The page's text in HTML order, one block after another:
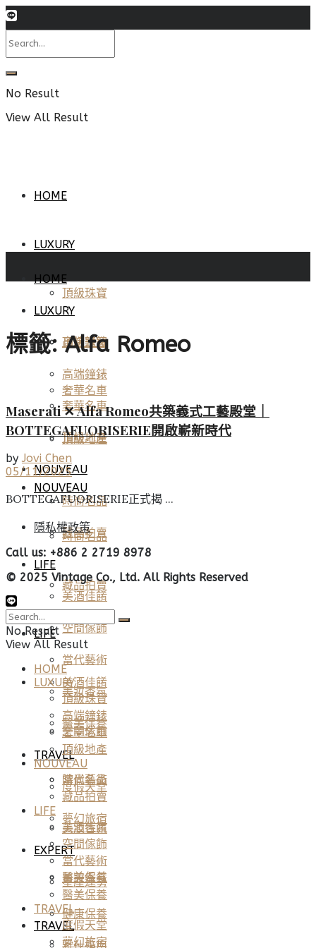
No Result
View All Result
HOME
LUXURY
頂級珠寶
高端鐘錶
奢華名車
頂級地產
NOUVEAU
時尚名品
藏品拍賣
LIFE
美酒佳餚
空間傢飾
當代藝術
美妝香氛
醫美保養
TRAVEL
HOME
LUXURY
頂級珠寶
高端鐘錶
奢華名車
頂級地產
NOUVEAU
時尚名品
藏品拍賣
LIFE
美酒佳餚
空間傢飾
當代藝術
美妝香氛
醫美保養
TRAVEL
度假天堂
夢幻旅宿
EXPERT
星座運勢
健康保養
標籤:Alfa Romeo
Maserati ✕ Alfa Romeo共築義式工藝殿堂｜
BOTTEGAFUORISERIE開啟嶄新時代
by Jovi Chen
05/11/2025
BOTTEGAFUORISERIE正式揭 ...
隱私權政策
Call us: +886 2 2719 8978
© 2025 Vintage Co., Ltd. All Rights Reserved
No Result
View All Result
HOME
LUXURY
頂級珠寶
高端鐘錶
奢華名車
頂級地產
NOUVEAU
時尚名品
藏品拍賣
LIFE
美酒佳餚
空間傢飾
當代藝術
美妝香氛
醫美保養
TRAVEL
度假天堂
夢幻旅宿